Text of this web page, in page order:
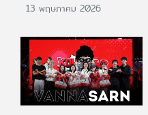
13 พฤษภาคม 2026